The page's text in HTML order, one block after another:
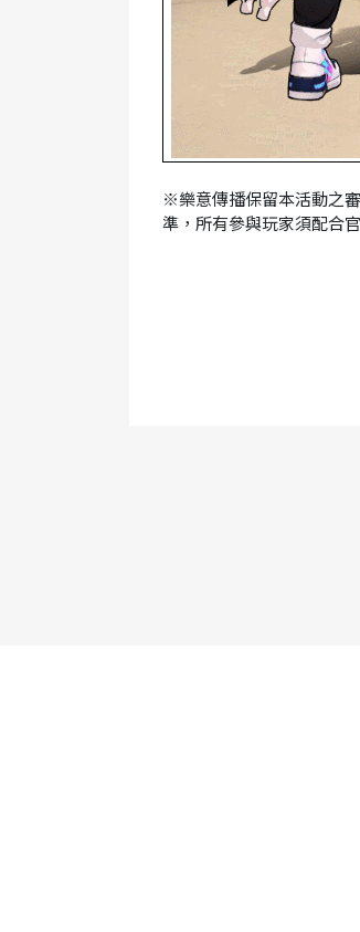
※樂意傳播保留本活動之
準，所有參與玩家須配合